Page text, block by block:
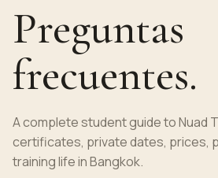
Preguntas
frecuentes.
A completestudentguide to Nuad
certificates, private dates, prices,
training life inBangkok.